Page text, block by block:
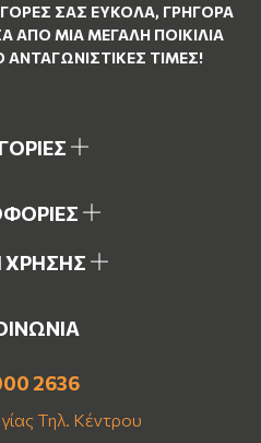
ΣΑΣ ΕΎΚΟΛΑ, ΓΡΉΓΟΡΑ
ΑΠΌ ΜΙΑ ΜΕΓΆΛΗ ΠΟΙΚΙΛΊΑ
ΑΝΤΑΓΩΝΙΣΤΙΚΈΣ ΤΙΜΈΣ!
ΧΡΗΣΗΣ
2636
Τηλ. Κέντρου